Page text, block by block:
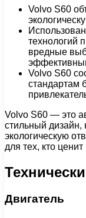
Volvo S60
технологий
вредные
Volvo S60
стандартам
Volvo S60 — это
стильный дизайн,
экологическую
для тех, кто
Двигатель